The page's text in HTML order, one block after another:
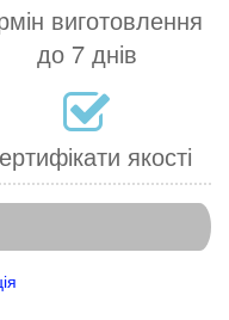
виготовлення
до 7 днів
якості